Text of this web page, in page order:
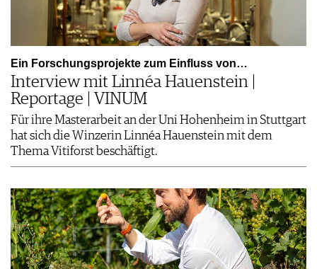
Ein Forschungsprojekte zum Einfluss von…
Interview mit Linnéa Hauenstein |
Reportage | VINUM
Für ihre Masterarbeit an der Uni Hohenheim in Stuttgart
hat sich die Winzerin Linnéa Hauenstein mit dem
Thema Vitiforst beschäftigt.